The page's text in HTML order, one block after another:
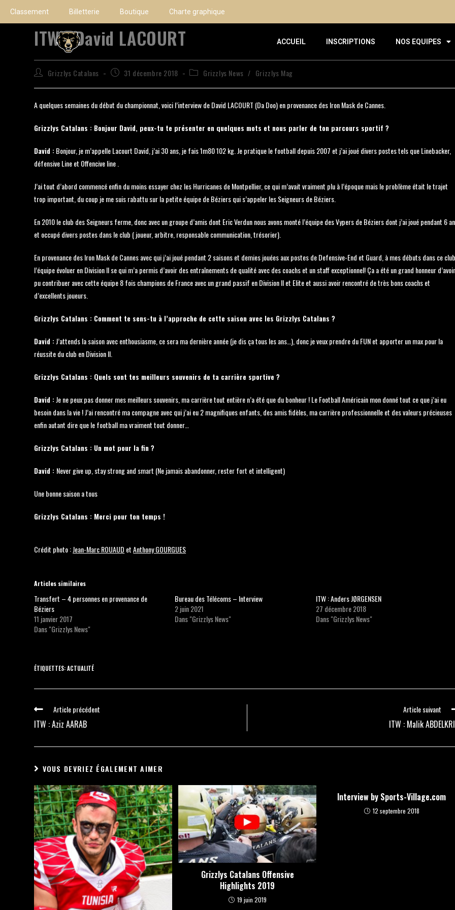
Classement Billetterie Boutique Charte graphique
ACCUEIL INSCRIPTIONS NOS EQUIPES
ITW : David LACOURT
Grizzlys Catalans 31 décembre 2018 Grizzlys News / Grizzlys Mag
A quelques semaines du début du championnat, voici l’interview de David LACOURT (Da Doo) en provenance des Iron Mask de Cannes.
Grizzlys Catalans : Bonjour David, peux-tu te présenter en quelques mots et nous parler de ton parcours sportif ?
David :Bonjour, je m’appelle Lacourt David, j’ai 30 ans, je fais 1m80 102 kg. Je pratique le football depuis 2007 et j’ai joué divers postes tels que Linebacker,
défensive Line et Offencive line .
J’ai tout d’abord commencé enfin du moins essayer chez les Hurricanes de Montpellier, ce qui m’avait vraiment plu à l’époque mais le problème était le trajet
trop important, du coup je me suis rabattu sur la petite équipe de Béziers qui s’appeler les Seigneurs de Béziers.
En 2010 le club des Seigneurs ferme, donc avec un groupe d’amis dont Eric Verdun nous avons monté l’équipe des Vypers de Béziers dont j’ai joué pendant 6
et occupé divers postes dans le club ( joueur, arbitre, responsable communication, trésorier).
En provenance des Iron Mask de Cannes avec qui j’ai joué pendant 2 saisons et demies jouées aux postes de Defensive-End et Guard, à mes débuts dans ce
l’équipe évoluer en Division II se qui m’a permis d’avoir des entraînements de qualité avec des coachs et un staff exceptionnel! Ça a été un grand honneur
pu contribuer avec cette équipe 8 fois champions de France avec un grand passif en Division II et Elite et aussi avoir rencontré de très bons coachs et
d’excellents joueurs.
Grizzlys Catalans : Comment te sens-tu à l’approche de cette saison avec les Grizzlys Catalans ?
David :J’attends la saison avec enthousiasme, ce sera ma dernière année (je dis ça tous les ans…), donc je veux prendre du FUN et apporter un max pour la
réussite du club en Division II.
Grizzlys Catalans : Quels sont tes meilleurs souvenirs de ta carrière sportive ?
David :Je ne peux pas donner mes meilleurs souvenirs, ma carrière tout entière n’a été que du bonheur ! Le Football Américain mon donné tout ce que j’ai eu
besoin dans la vie ! J’ai rencontré ma compagne avec qui j’ai eu 2 magnifiques enfants, des amis fidèles, ma carrière professionnelle et des valeurs précieuses
enfin autant dire que le football ma vraiment tout donner…
Grizzlys Catalans : Un mot pour la fin ?
David : Never give up, stay strong and smart (Ne jamais abandonner, rester fort et intelligent)
Une bonne saison a tous
Grizzlys Catalans : Merci pour ton temps !
Crédit photo :Jean-Marc ROUAUD etAnthony GOURGUES
Articles similaires
Transfert – 4 personnes en provenance de
Béziers
11 janvier 2017
Dans "Grizzlys News"
Bureau des Télécoms – Interview
2 juin 2021
Dans "Grizzlys News"
ITW : Anders JØRGENSEN
27 décembre 2018
Dans "Grizzlys News"
ÉTIQUETTES:ACTUALITÉ
Article précédent
ITW : Aziz AARAB
Article suivant
ITW : Malik
VOUS DEVRIEZ ÉGALEMENT AIMER
Grizzlys Catalans Offensive
Highlights 2019
19 juin 2019
Interview by Sports-Village.com
12 septembre 2018